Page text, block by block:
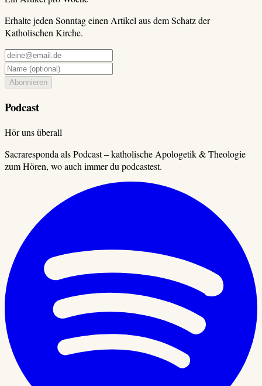
Erhalte jeden Sonntag einen Artikel aus dem Schatz der
Katholischen Kirche.
Abonnieren
Podcast
Hör uns überall
Sacraresponda als Podcast – katholische Apologetik & Theologie
zum Hören, wo auch immer du podcastest.